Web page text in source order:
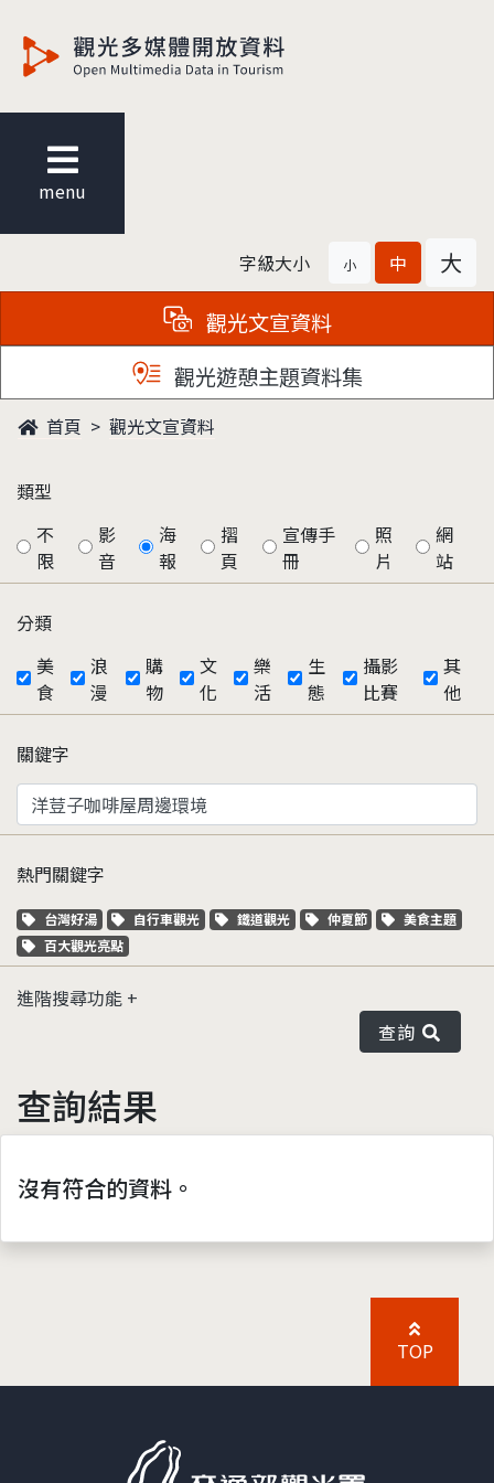
menu
字級大小 小 中 大
觀光文宣資料
觀光遊憩主題資料集
首頁 觀光文宣資料
類型
不
限
影
音
海
報
摺
頁
宣傳手
冊
照
片
網
站
分類
美
食
浪
漫
購
物
文
化
樂
活
生
態
攝影
比賽
其
他
關鍵字
熱門關鍵字
關鍵字標籤
台灣好湯 關鍵字標籤
自行車觀光 關鍵字標籤
鐵道觀光 關鍵字標籤
仲夏節 關鍵字標籤
美食主題
關鍵字標籤
百大觀光亮點
進階搜尋功能
查詢
查詢結果
沒有符合的資料。
TOP